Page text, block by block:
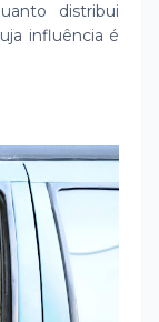
distribui
influência é